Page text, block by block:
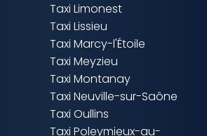
Taxi Limonest
Taxi Lissieu
Taxi Marcy-l'Étoile
Taxi Meyzieu
Taxi Montanay
Taxi Neuville-sur-Saône
Taxi Oullins
Taxi Poleymieux-au-